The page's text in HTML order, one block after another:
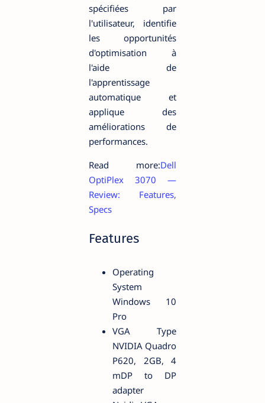
spécifiées par
l'utilisateur, identifie
les opportunités
d'optimisation à
l'aide de
l'apprentissage
automatique et
applique des
améliorations de
performances.
Read more:Dell
OptiPlex 3070 —
Review: Features,
Specs
Features
Operating
System
Windows 10
Pro
VGA Type
NVIDIA Quadro
P620, 2GB, 4
mDP to DP
adapter